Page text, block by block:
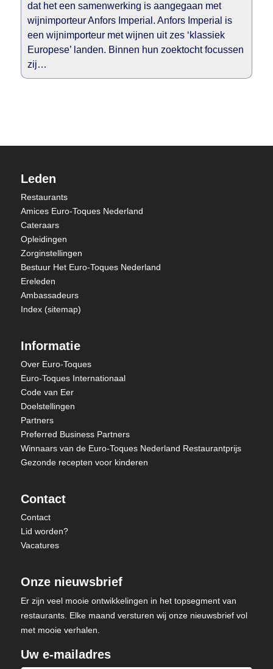
dat het een samenwerking is aangegaan met
wijnimporteur Anfors Imperial. Anfors Imperial is
een wijnimporteur met wijnen uit zes ‘klassiek
Europese’ landen. Binnen hun zoektocht focussen
zij…
Leden
Restaurants
Amices Euro-Toques Nederland
Cateraars
Opleidingen
Zorginstellingen
Bestuur Het Euro-Toques Nederland
Ereleden
Ambassadeurs
Index (sitemap)
Informatie
Over Euro-Toques
Euro-Toques Internationaal
Code van Eer
Doelstellingen
Partners
Preferred Business Partners
Winnaars van de Euro-Toques Nederland Restaurantprijs
Gezonde recepten voor kinderen
Contact
Contact
Lid worden?
Vacatures
Onze nieuwsbrief
Er zijn veel mooie ontwikkelingen in het topsegment van
restaurants. Elke maand versturen wij onze nieuwsbrief vol
met mooie verhalen.
Uw e-mailadres